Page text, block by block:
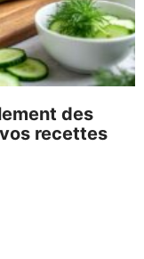
des
recettes